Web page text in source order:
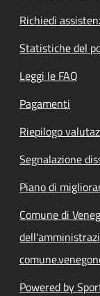
Richiedi
Statistiche del
Leggi le FAQ
Pagamenti
Riepilogo
Segnalazione
Piano di
Comune di
Powered by